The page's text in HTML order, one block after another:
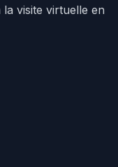
visite virtuelle en